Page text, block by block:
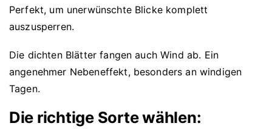
Perfekt, um unerwünschte Blicke komplett
auszusperren.
Die dichten Blätter fangen auch Wind ab. Ein
angenehmer Nebeneffekt, besonders an windigen
Tagen.
Die richtige Sorte wählen: